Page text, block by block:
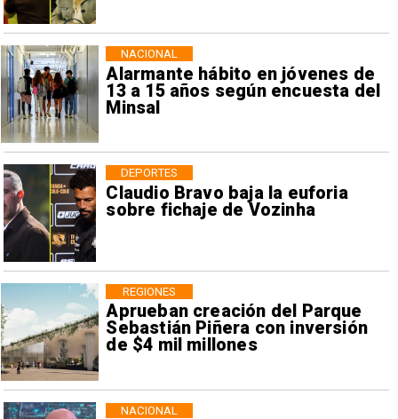
Alarmante hábito en jóvenes de
13 a 15 años según encuesta del
Minsal
NACIONAL
Claudio Bravo baja la euforia
sobre fichaje de Vozinha
DEPORTES
Aprueban creación del Parque
Sebastián Piñera con inversión
de $4 mil millones
REGIONES
NACIONAL